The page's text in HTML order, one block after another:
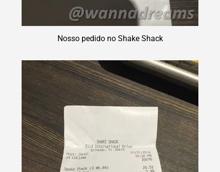
Nosso pedido no Shake Shack